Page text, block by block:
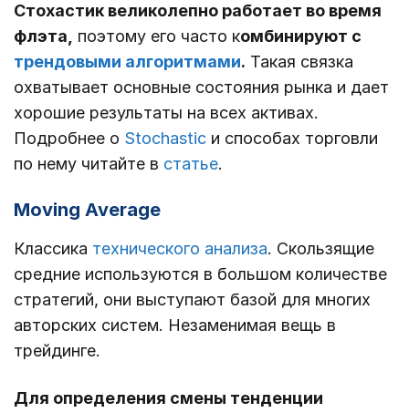
Стохастик великолепно работает во время
флэта,
поэтому его часто комбинируют с
трендовыми алгоритмами. Такая связка
охватывает основные состояния рынка и дает
хорошие результаты на всех активах.
Подробнее о Stochastic и способах торговли
по нему читайте в статье.
Moving Average
Классика технического анализа. Скользящие
средние используются в большом количестве
стратегий, они выступают базой для многих
авторских систем. Незаменимая вещь в
трейдинге.
Для определения смены тенденции